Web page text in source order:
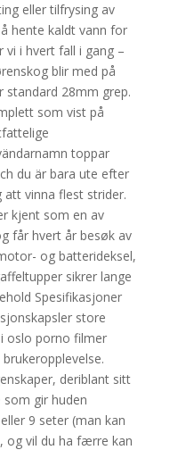
eller tilfrysing av
hente kaldt vann for
vi i hvert fall i gang –
blir med på
standard 28mm grep.
som vist på
toppar
du är bara ute efter
att vinna flest strider.
kjent som en av
får hvert år besøk av
og batterideksel,
sikrer lange
Spesifikasjoner
store
oslo porno filmer
deriblant sitt
gir huden
9 seter (man kan
og vil du ha færre kan